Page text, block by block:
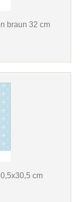
braun 32 cm
cm